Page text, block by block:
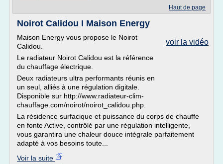
Haut de page
Noirot Calidou I Maison Energy
voir la vidéo
Maison Energy vous propose le Noirot
Calidou.
Le radiateur Noirot Calidou est la référence
du chauffage électrique.
Deux radiateurs ultra performants réunis en
un seul, alliés à une régulation digitale.
Disponible sur http://www.radiateur-clim-
chauffage.com/noirot/noirot_calidou.php.
La résidence surfacique et puissance du corps de chauffe
en fonte Active, contrôlé par une régulation intelligente,
vous garantira une chaleur douce intégrale parfaitement
adapté à vos besoins toute...
Voir la suite